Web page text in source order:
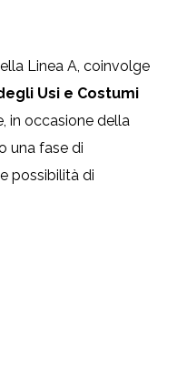
Linea A, coinvolge
Usi e Costumi
in occasione della
una fase di
possibilità di